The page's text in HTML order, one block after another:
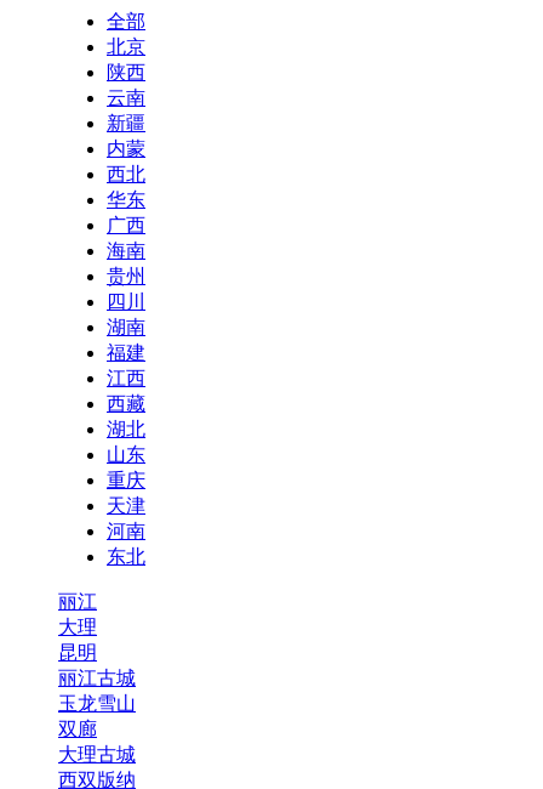
全部
北京
陕西
云南
新疆
内蒙
西北
华东
广西
海南
贵州
四川
湖南
福建
江西
西藏
湖北
山东
重庆
天津
河南
东北
丽江
大理
昆明
丽江古城
玉龙雪山
双廊
大理古城
西双版纳